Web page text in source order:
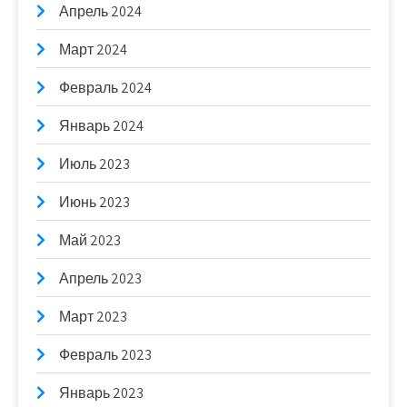
Апрель 2024
Март 2024
Февраль 2024
Январь 2024
Июль 2023
Июнь 2023
Май 2023
Апрель 2023
Март 2023
Февраль 2023
Январь 2023